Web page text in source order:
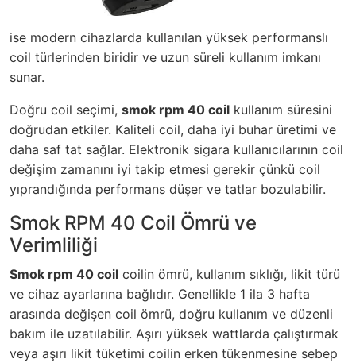
ise modern cihazlarda kullanılan yüksek performanslı
coil türlerinden biridir ve uzun süreli kullanım imkanı
sunar.
Doğru coil seçimi, smok rpm 40 coil kullanım süresini
doğrudan etkiler. Kaliteli coil, daha iyi buhar üretimi ve
daha saf tat sağlar. Elektronik sigara kullanıcılarının coil
değişim zamanını iyi takip etmesi gerekir çünkü coil
yıprandığında performans düşer ve tatlar bozulabilir.
Smok RPM 40 Coil Ömrü ve
Verimliliği
Smok rpm 40 coil coilin ömrü, kullanım sıklığı, likit türü
ve cihaz ayarlarına bağlıdır. Genellikle 1 ila 3 hafta
arasında değişen coil ömrü, doğru kullanım ve düzenli
bakım ile uzatılabilir. Aşırı yüksek wattlarda çalıştırmak
veya aşırı likit tüketimi coilin erken tükenmesine sebep